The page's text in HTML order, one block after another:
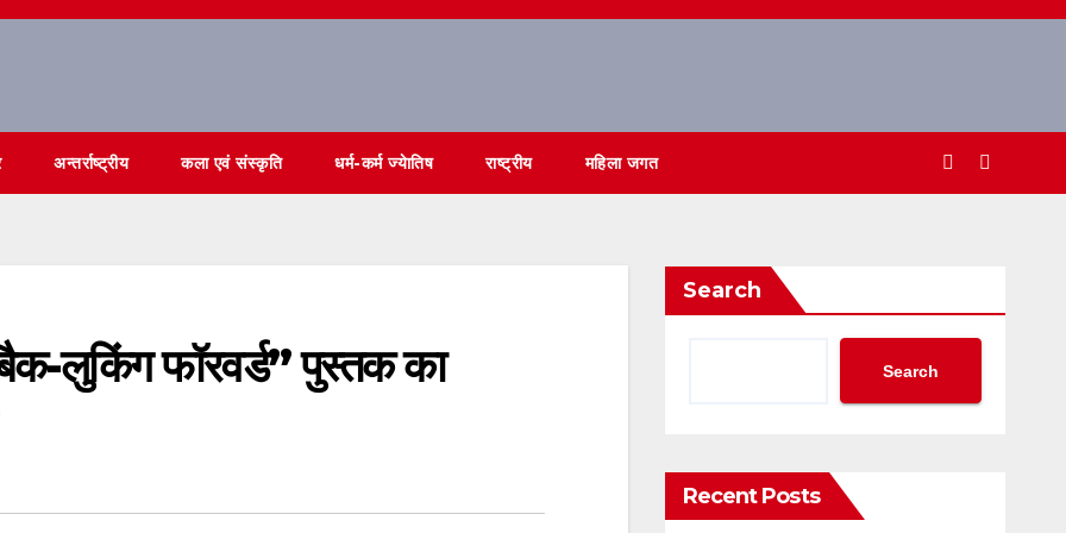
अन्तर्राष्ट्रीय कला एवं संस्कृति धर्म-कर्म ज्येातिष राष्ट्रीय महिला जगत
लुकिंग फॉरवर्ड” पुस्तक का
Search
Search
Recent Posts